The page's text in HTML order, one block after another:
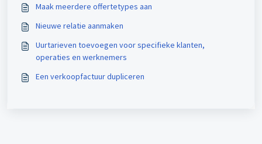
Maak meerdere offertetypes aan
Nieuwe relatie aanmaken
Uurtarieven toevoegen voor specifieke klanten,
operaties en werknemers
Een verkoopfactuur dupliceren